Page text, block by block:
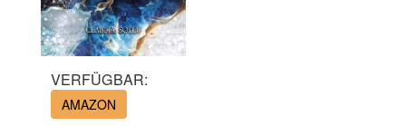
VERFÜGBAR:
AMAZON